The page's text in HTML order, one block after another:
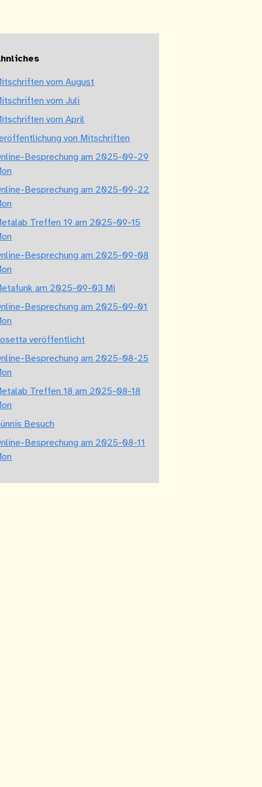
vom August
vom Juli
vom April
von Mitschriften
Besprechung am 2025-09-29
Besprechung am 2025-09-22
Treffen 19 am 2025-09-15
Besprechung am 2025-09-08
am 2025-09-03 Mi
Besprechung am 2025-09-01
veröffentlicht
Besprechung am 2025-08-25
Treffen 18 am 2025-08-18
Besuch
Besprechung am 2025-08-11